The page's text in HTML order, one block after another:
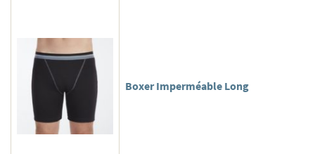
Boxer Imperméable Long